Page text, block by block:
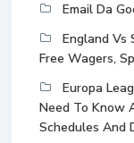
Email Da
England Vs
Free Wagers,
Europa
Need To Know
Schedules And